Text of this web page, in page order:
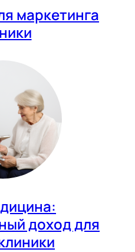
маркетинга
доход для